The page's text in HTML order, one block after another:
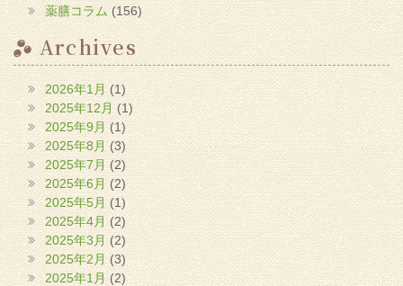
薬膳コラム (156)
Archives
2026年1月(1)
2025年12月 (1)
2025年9月 (1)
2025年8月 (3)
2025年7月 (2)
2025年6月(2)
2025年5月 (1)
2025年4月 (2)
2025年3月(2)
2025年2月(3)
2025年1月 (2)